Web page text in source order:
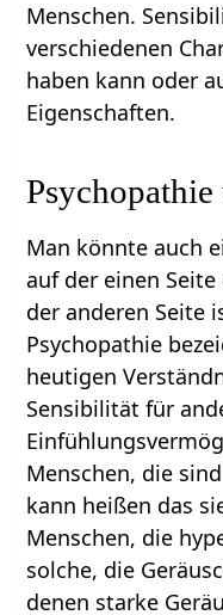
Menschen.
verschiedenen
haben kann oder
Eigenschaften.
Man könnte auch
auf der einen Seite
der anderen Seite
Psychopathie
heutigen
Sensibilität für
Menschen, die
kann heißen das
Menschen, die
solche, die
denen starke